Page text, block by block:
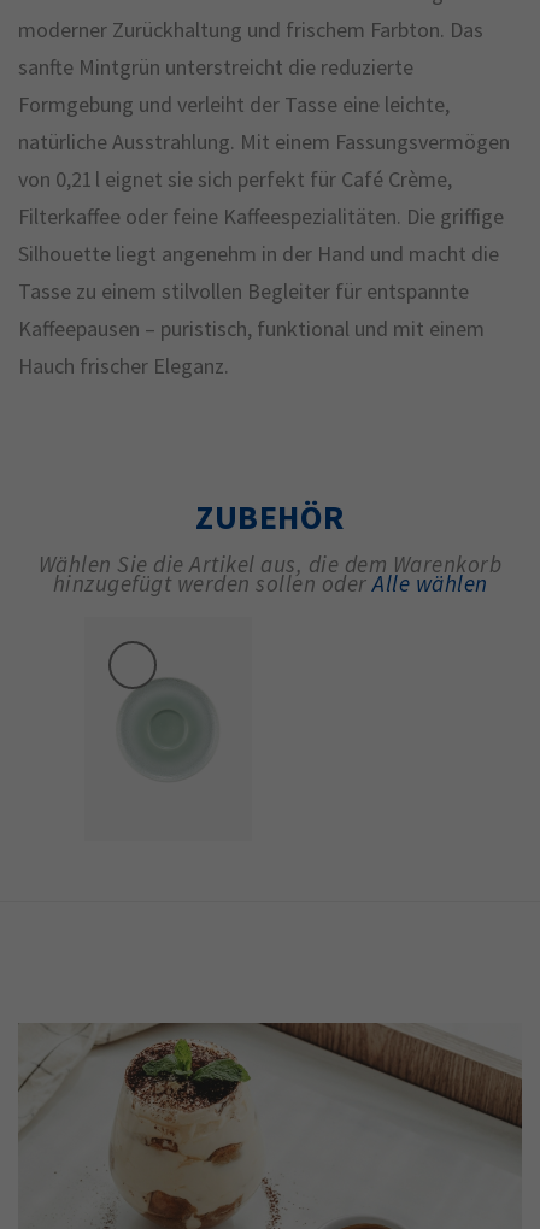
moderner Zurückhaltung und frischem Farbton. Das
sanfte Mintgrün unterstreicht die reduzierte
Formgebung und verleiht der Tasse eine leichte,
natürliche Ausstrahlung. Mit einem Fassungsvermögen
von 0,21 l eignet sie sich perfekt für Café Crème,
Filterkaffee oder feine Kaffeespezialitäten. Die griffige
Silhouette liegt angenehm in der Hand und macht die
Tasse zu einem stilvollen Begleiter für entspannte
Kaffeepausen – puristisch, funktional und mit einem
Hauch frischer Eleganz.
ZUBEHÖR
Wählen Sie die Artikel aus, die dem Warenkorb
hinzugefügt werden sollen oderAlle wählen